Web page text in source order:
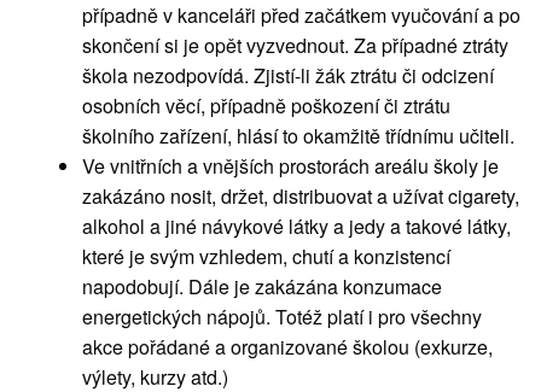
případně v kanceláři před začátkem vyučování a po
skončení si je opět vyzvednout. Za případné ztráty
škola nezodpovídá. Zjistí-li žák ztrátu či odcizení
osobních věcí, případně poškození či ztrátu
školního zařízení, hlásí to okamžitě třídnímu učiteli.
Ve vnitřních a vnějších prostorách areálu školy je
zakázáno nosit, držet, distribuovat a užívat cigarety,
alkohol a jiné návykové látky a jedy a takové látky,
které je svým vzhledem, chutí a konzistencí
napodobují. Dále je zakázána konzumace
energetických nápojů. Totéž platí i pro všechny
akce pořádané a organizované školou (exkurze,
výlety, kurzy atd.)